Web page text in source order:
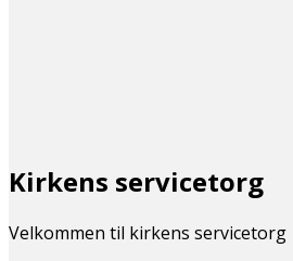
Kirkens servicetorg
Velkommen til kirkens servicetorg